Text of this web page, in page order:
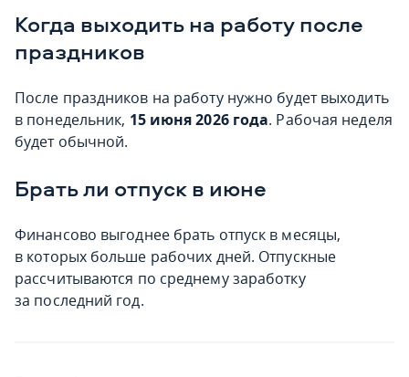
Когда выходить на работу после
праздников
После праздников на работу нужно будет выходить
в понедельник, 15 июня 2026 года. Рабочая неделя
будет обычной.
Брать ли отпуск в июне
Финансово выгоднее брать отпуск в месяцы,
в которых больше рабочих дней. Отпускные
рассчитываются по среднему заработку
за последний год.